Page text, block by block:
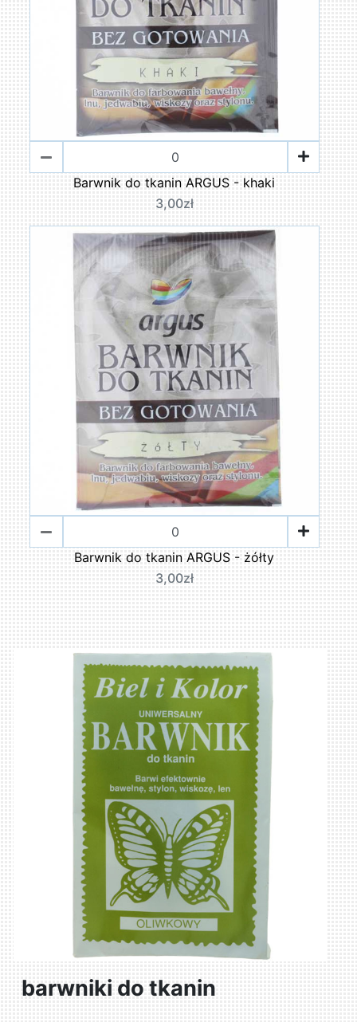
Barwnik do tkanin ARGUS - khaki
3,00zł
Barwnik do tkanin ARGUS - żółty
3,00zł
barwniki do tkanin